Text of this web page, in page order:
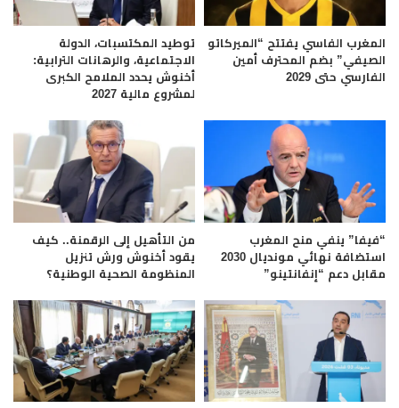
المغرب الفاسي يفتتح “الميركاتو
الصيفي” بضم المحترف أمين
الفارسي حتى 2029
توطيد المكتسبات، الدولة
الاجتماعية، والرهانات الترابية:
أخنوش يحدد الملامح الكبرى
لمشروع مالية 2027
“فيفا” ينفي منح المغرب
استضافة نهائي مونديال 2030
مقابل دعم “إنفانتينو”
من التأهيل إلى الرقمنة.. كيف
يقود أخنوش ورش تنزيل
المنظومة الصحية الوطنية؟